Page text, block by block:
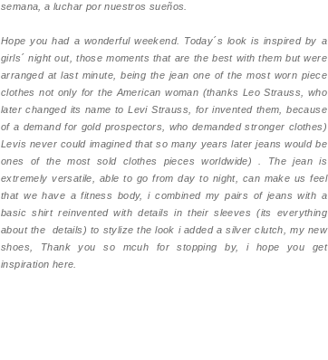
semana, a luchar por nuestros sueños.
Hope you had a wonderful weekend. Today´s look is inspired by a
girls´ night out, those moments that are the best with them but were
arranged at last minute, being the jean one of the most worn piece
clothes not only for the American woman (thanks Leo Strauss, who
later changed its name to Levi Strauss, for invented them, because
of a demand for gold prospectors, who demanded stronger clothes)
Levis never could imagined that so many years later jeans would be
ones of the most sold clothes pieces worldwide) . The jean is
extremely versatile, able to go from day to night, can make us feel
that we have a fitness body, i combined my pairs of jeans with a
basic shirt reinvented with details in their sleeves (its everything
about the details) to stylize the look i added a silver clutch, my new
shoes, Thank you so mcuh for stopping by, i hope you get
inspiration here.